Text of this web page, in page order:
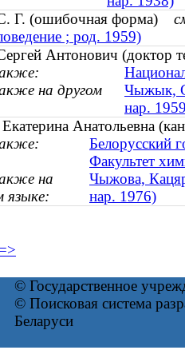
Г. (ошибочная форма)
; род. 1959)
Антонович (доктор
на другом
Чыжык,
нар.
Анатольевна
Белорусский
Факультет
на
языке:
Чыжова,
нар. 1976)
© Государственное
© Поисковая система
Беларуси